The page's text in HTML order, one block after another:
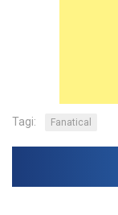
Tagi: Fanatical